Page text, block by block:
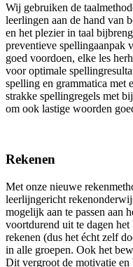
Wij gebruiken de
leerlingen aan de hand van
en het plezier in taal
preventieve spellingaanpak
goed voordoen, elke les
voor optimale
spelling en grammatica met
strakke spellingregels met
om ook lastige woorden
Rekenen
Met onze nieuwe
leerlijngericht
mogelijk aan te passen aan
voortdurend uit te dagen
rekenen (dus het écht zelf
in alle groepen. Ook het
Dit vergroot de motivatie en